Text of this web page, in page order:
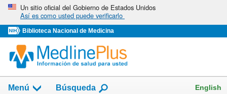
Omita
vaya
al
Contenido
Un sitio oficial del Gobierno de Estados Unidos
Así es como usted puede verificarlo
Biblioteca Nacional de Medicina
Menú Búsqueda English